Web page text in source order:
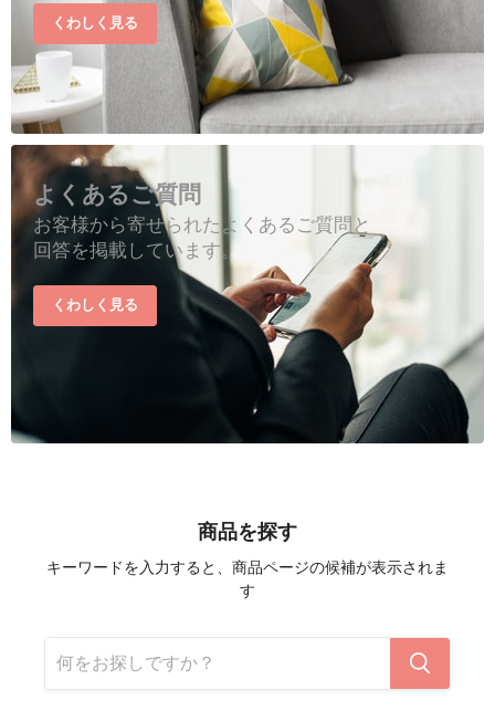
くわしく見る
よくあるご質問
お客様から寄せられたよくあるご質問と
回答を掲載しています。
くわしく見る
商品を探す
キーワードを入力すると、商品ページの候補が表示されま
す